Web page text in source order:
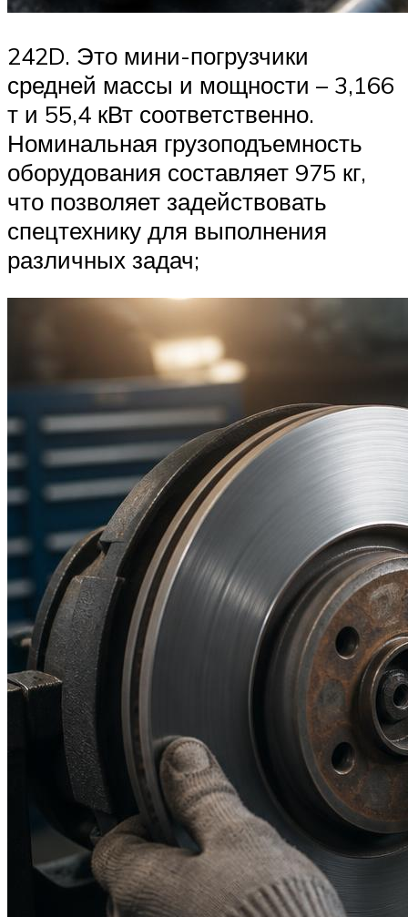
242D. Это мини-погрузчики
средней массы и мощности – 3,166
т и 55,4 кВт соответственно.
Номинальная грузоподъемность
оборудования составляет 975 кг,
что позволяет задействовать
спецтехнику для выполнения
различных задач;